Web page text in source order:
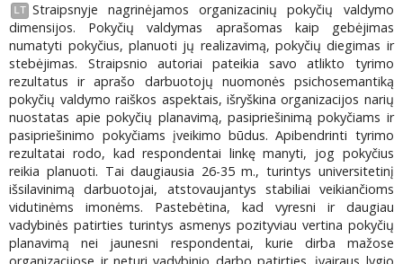
LT Straipsnyje nagrinėjamos organizacinių pokyčių valdymo
dimensijos. Pokyčių valdymas aprašomas kaip gebėjimas
numatyti pokyčius, planuoti jų realizavimą, pokyčių diegimas ir
stebėjimas. Straipsnio autoriai pateikia savo atlikto tyrimo
rezultatus ir aprašo darbuotojų nuomonės psichosemantiką
pokyčių valdymo raiškos aspektais, išryškina organizacijos narių
nuostatas apie pokyčių planavimą, pasipriešinimą pokyčiams ir
pasipriešinimo pokyčiams įveikimo būdus. Apibendrinti tyrimo
rezultatai rodo, kad respondentai linkę manyti, jog pokyčius
reikia planuoti. Tai daugiausia 26-35 m., turintys universitetinį
išsilavinimą darbuotojai, atstovaujantys stabiliai veikiančioms
vidutinėms imonėms. Pastebėtina, kad vyresni ir daugiau
vadybinės patirties turintys asmenys pozityviau vertina pokyčių
planavimą nei jaunesni respondentai, kurie dirba mažose